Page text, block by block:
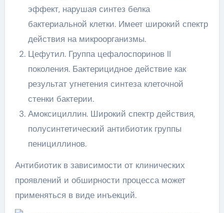
эффект, нарушая синтез белка
бактериальной клетки. Имеет широкий спектр
действия на микроорганизмы.
Цефутил. Группа цефалоспоринов II
поколения. Бактерицидное действие как
результат угнетения синтеза клеточной
стенки бактерии.
Амоксициллин. Широкий спектр действия,
полусинтетический антибиотик группы
пенициллинов.
Антибиотик в зависимости от клинических
проявлений и обширности процесса может
применяться в виде инъекций.